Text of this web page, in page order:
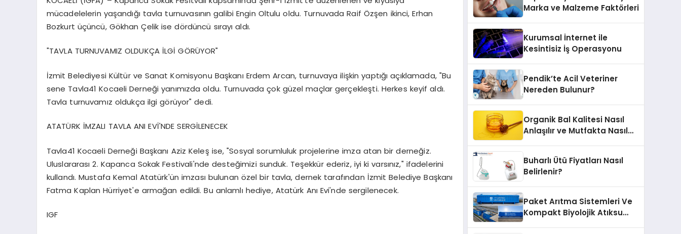
mücadelelerin yaşandığı tavla turnuvasının galibi Engin Oltulu oldu. Turnuvada Raif Özşen ikinci, Erhan
Bozkurt üçüncü, Gökhan Çelik ise dördüncü sırayı aldı.
"TAVLA TURNUVAMIZ OLDUKÇA İLGİ GÖRÜYOR"
İzmit Belediyesi Kültür ve Sanat Komisyonu Başkanı Erdem Arcan, turnuvaya ilişkin yaptığı açıklamada, "Bu
sene Tavla41 Kocaeli Derneği yanımızda oldu. Turnuvada çok güzel maçlar gerçekleşti. Herkes keyif aldı.
Tavla turnuvamız oldukça ilgi görüyor" dedi.
ATATÜRK İMZALI TAVLA ANI EVİ'NDE SERGİLENECEK
Tavla41 Kocaeli Derneği Başkanı Aziz Keleş ise, "Sosyal sorumluluk projelerine imza atan bir derneğiz.
Uluslararası 2. Kapanca Sokak Festivali'nde desteğimizi sunduk. Teşekkür ederiz, iyi ki varsınız," ifadelerini
kullandı. Mustafa Kemal Atatürk'ün imzası bulunan özel bir tavla, dernek tarafından İzmit Belediye Başkanı
Fatma Kaplan Hürriyet'e armağan edildi. Bu anlamlı hediye, Atatürk Anı Evi'nde sergilenecek.
IGF
Marka ve Malzeme Faktörleri
Kurumsal İnternet ile
Kesintisiz İş Operasyonu
Pendik’te Acil Veteriner
Nereden Bulunur?
Organik Bal Kalitesi Nasıl
Anlaşılır ve Mutfakta Nasıl
Buharlı Ütü Fiyatları Nasıl
Belirlenir?
Paket Arıtma Sistemleri Ve
Kompakt Biyolojik Atıksu